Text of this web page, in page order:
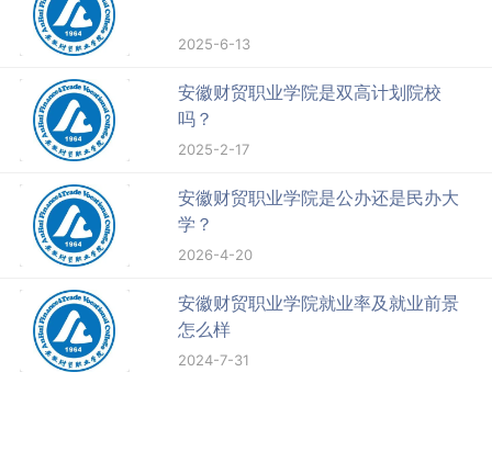
2025-6-13
安徽财贸职业学院是双高计划院校
吗？
2025-2-17
安徽财贸职业学院是公办还是民办大
学？
2026-4-20
安徽财贸职业学院就业率及就业前景
怎么样
2024-7-31